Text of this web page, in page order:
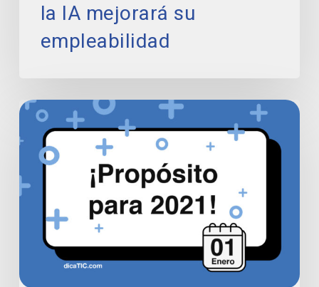
la IA mejorará su
empleabilidad
Nuestro
propósito
para
2021:
Avanzar
en
accesibilidad
digital
como
de